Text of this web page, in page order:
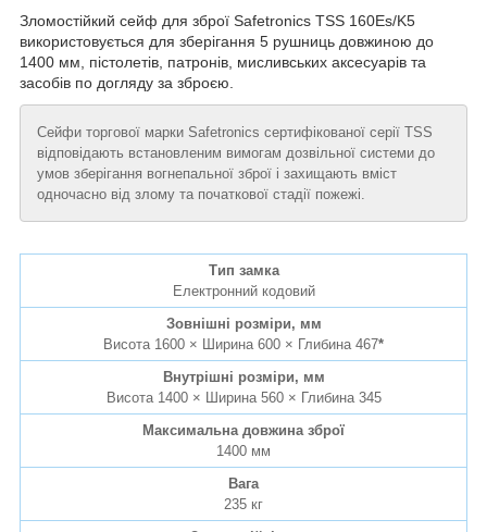
Зломостійкий сейф для зброї Safetronics TSS 160Es/K5
використовується для зберігання 5 рушниць довжиною до
1400 мм, пістолетів, патронів, мисливських аксесуарів та
засобів по догляду за зброєю.
Сейфи торгової марки Safetronics сертифікованої серії TSS
відповідають встановленим вимогам дозвільної системи до
умов зберігання вогнепальної зброї і захищають вміст
одночасно від злому та початкової стадії пожежі.
Тип замка
Електронний кодовий
Зовнішні розміри, мм
Висота 1600 × Ширина 600 × Глибина 467*
Внутрішні розміри, мм
Висота 1400 × Ширина 560 × Глибина 345
Максимальна довжина зброї
1400 мм
Вага
235 кг